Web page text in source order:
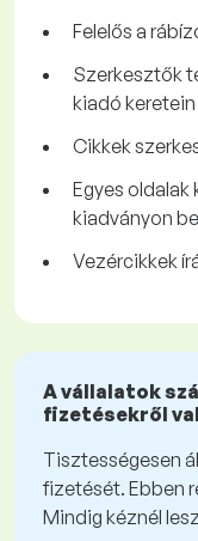
Felelős a
Szerkesztők
kiadó keretein
Cikkek
Egyes oldalak
kiadványon
Vezércikkek
A vállalatok
fizetésekről
Tisztességesen
fizetését. Ebben
Mindig kéznél